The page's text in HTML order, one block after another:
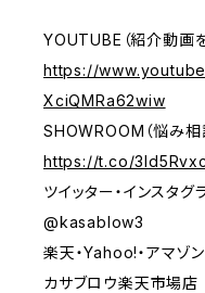
YOUTUBE（紹介動画
https://
XciQMRa62wiw
SHOWROOM（悩み相
https://t.co/
ツイッター・インスタグ
@kasablow3
楽天・Yahoo!・アマゾ
カサブロウ楽天市場店